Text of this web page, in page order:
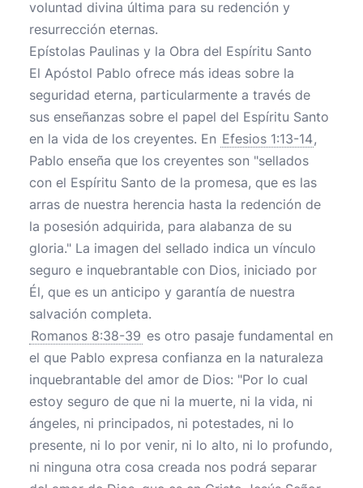
voluntad divina última para su redención y
resurrección eternas.
Epístolas Paulinas y la Obra del Espíritu Santo
El Apóstol Pablo ofrece más ideas sobre la
seguridad eterna, particularmente a través de
sus enseñanzas sobre el papel del Espíritu Santo
en la vida de los creyentes. En Efesios 1:13-14,
Pablo enseña que los creyentes son "sellados
con el Espíritu Santo de la promesa, que es las
arras de nuestra herencia hasta la redención de
la posesión adquirida, para alabanza de su
gloria." La imagen del sellado indica un vínculo
seguro e inquebrantable con Dios, iniciado por
Él, que es un anticipo y garantía de nuestra
salvación completa.
Romanos 8:38-39 es otro pasaje fundamental en
el que Pablo expresa confianza en la naturaleza
inquebrantable del amor de Dios: "Por lo cual
estoy seguro de que ni la muerte, ni la vida, ni
ángeles, ni principados, ni potestades, ni lo
presente, ni lo por venir, ni lo alto, ni lo profundo,
ni ninguna otra cosa creada nos podrá separar